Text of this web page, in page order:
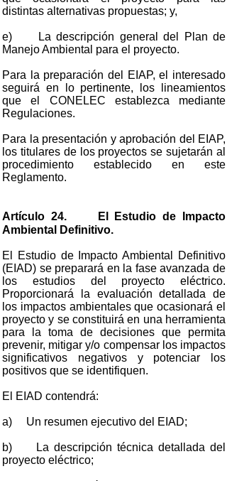
distintas alternativas propuestas; y,
e) La descripción general del Plan de
Manejo Ambiental para el proyecto.
Para la preparación del EIAP, el interesado
seguirá en lo pertinente, los lineamientos
que el CONELEC establezca mediante
Regulaciones.
Para la presentación y aprobación del EIAP,
los titulares de los proyectos se sujetarán al
procedimiento establecido en este
Reglamento.
Artículo 24. El Estudio de Impacto
Ambiental Definitivo.
El Estudio de Impacto Ambiental Definitivo
(EIAD) se preparará en la fase avanzada de
los estudios del proyecto eléctrico.
Proporcionará la evaluación detallada de
los impactos ambientales que ocasionará el
proyecto y se constituirá en una herramienta
para la toma de decisiones que permita
prevenir, mitigar y/o compensar los impactos
significativos negativos y potenciar los
positivos que se identifiquen.
El EIAD contendrá:
a) Un resumen ejecutivo del EIAD;
b) La descripción técnica detallada del
proyecto eléctrico;